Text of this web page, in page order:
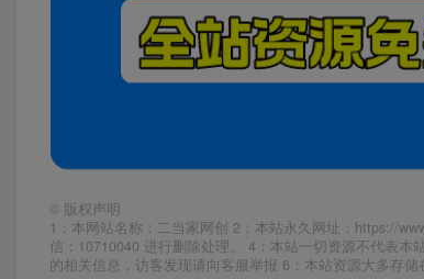
© 版权声明
1：本网站名称：二当家网创 2：本站永久网址：https://
信：10710040 进行删除处理。 4：本站一切资源不代表
的相关信息，访客发现请向客服举报 6：本站资源大多存